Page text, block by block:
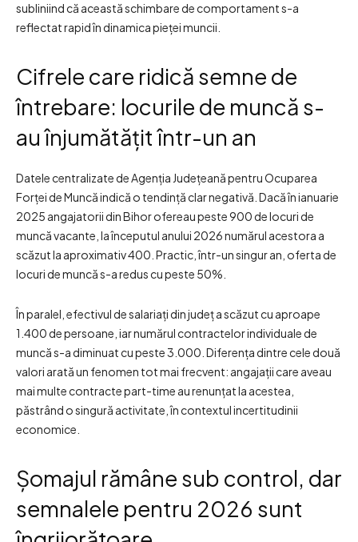
subliniind că această schimbare de comportament s-a
reflectat rapid în dinamica pieței muncii.
Cifrele care ridică semne de
întrebare: locurile de muncă s-
au înjumătățit într-un an
Datele centralizate de Agenția Județeană pentru Ocuparea
Forței de Muncă indică o tendință clar negativă. Dacă în ianuarie
2025 angajatorii din Bihor ofereau peste 900 de locuri de
muncă vacante, la începutul anului 2026 numărul acestora a
scăzut la aproximativ 400. Practic, într-un singur an, oferta de
locuri de muncă s-a redus cu peste 50%.
În paralel, efectivul de salariați din județ a scăzut cu aproape
1.400 de persoane, iar numărul contractelor individuale de
muncă s-a diminuat cu peste 3.000. Diferența dintre cele două
valori arată un fenomen tot mai frecvent: angajații care aveau
mai multe contracte part-time au renunțat la acestea,
păstrând o singură activitate, în contextul incertitudinii
economice.
Șomajul rămâne sub control, dar
semnalele pentru 2026 sunt